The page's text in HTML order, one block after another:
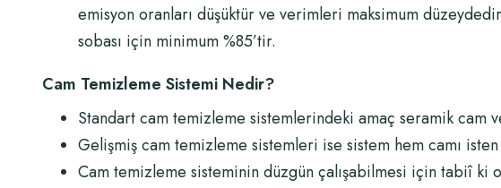
emisyon oranları düşüktür ve verimleri maksimum
sobası için minimum %85’tir.
Cam Temizleme Sistemi Nedir?
Standart cam temizleme sistemlerindeki amaç seramik cam
Gelişmiş cam temizleme sistemleri ise sistem hem camı
Cam temizleme sisteminin düzgün çalışabilmesi için tabiî ki